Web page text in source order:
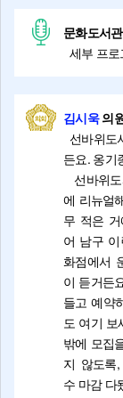
문화도서
세부 프
김시욱의
선바위도
든요. 옹기
선바위
에 리뉴얼
무 적은
어 남구
화점에서
이 듣거든
들고 예약
도 여기 보
밖에 모집
지 않도록
수 마감 다